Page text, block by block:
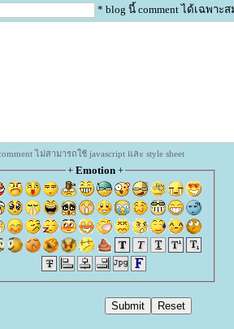
* blog นี้ comment ได้เฉพาะ
ไม่สามารถใช้ javascript และ style sheet
+ Emotion+